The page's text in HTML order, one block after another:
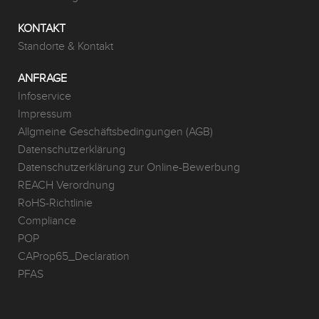
KONTAKT
Standorte & Kontakt
ANFRAGE
Infoservice
Impressum
Allgmeine Geschäftsbedingungen (AGB)
Datenschutzerklärung
Datenschutzerklärung zur Online-Bewerbung
REACH Verordnung
RoHS-Richtlinie
Compliance
POP
CAProp65_Declaration
PFAS